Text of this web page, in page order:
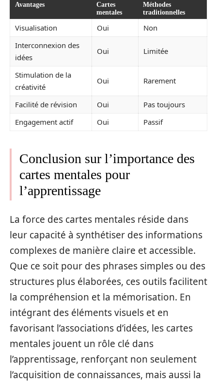
Avantages
Cartes
mentales
Méthodes
traditionnelles
Visualisation Oui
Non
Interconnexion des
idées
Oui Limitée
Stimulation de la
créativité
Oui Rarement
Facilité de révision Oui
Pas toujours
Engagement actif
Oui Passif
Conclusion sur l’importance des
cartes mentales pour
l’apprentissage
La force des cartes mentales réside dans
leur capacité à synthétiser des informations
complexes de manière claire et accessible.
Que ce soit pour des phrases simples ou des
structures plus élaborées, ces outils facilitent
la compréhension et la mémorisation. En
intégrant des éléments visuels et en
favorisant l’associations d’idées, les cartes
mentales jouent un rôle clé dans
l’apprentissage, renforçant non seulement
l’acquisition de connaissances, mais aussi la